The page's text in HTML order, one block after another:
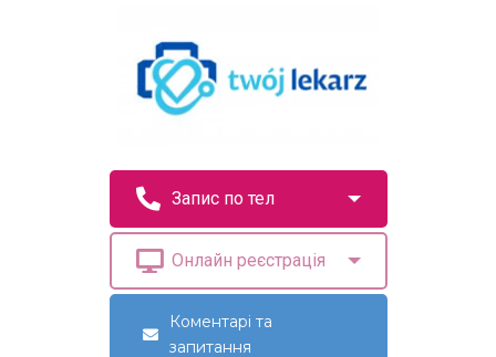
Коментарі та
запитання